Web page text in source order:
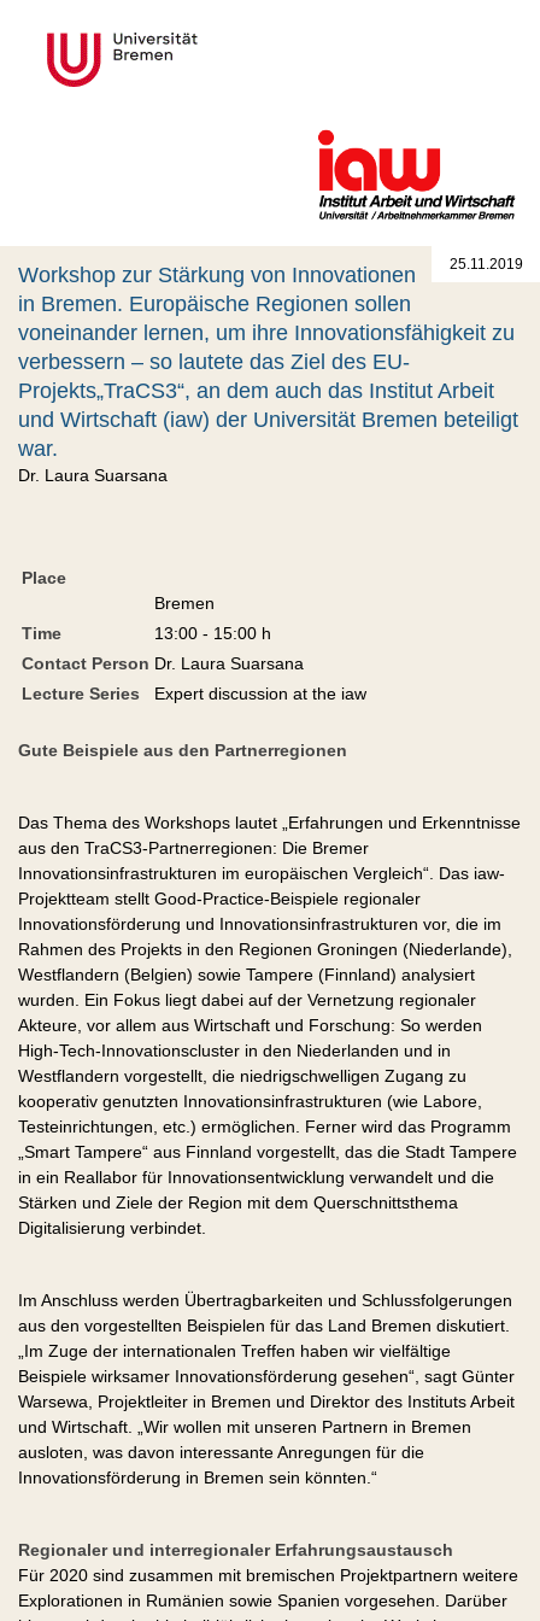
25.11.2019
Workshop zur Stärkung von Innovationen
in Bremen. Europäische Regionen sollen
voneinander lernen, um ihre Innovationsfähigkeit zu
verbessern – so lautete das Ziel des EU‐
Projekts„TraCS3“, an dem auch das Institut Arbeit
und Wirtschaft (iaw) der Universität Bremen beteiligt
war.
Dr. Laura Suarsana
Place
Bremen
Time
13:00 - 15:00 h
Contact Person Dr. Laura Suarsana
Lecture Series
Expert discussion at the iaw
Gute Beispiele aus den Partnerregionen
Das Thema des Workshops lautet „Erfahrungen und Erkenntnisse
aus den TraCS3-Partnerregionen: Die Bremer
Innovationsinfrastrukturen im europäischen Vergleich“. Das iaw-
Projektteam stellt Good-Practice-Beispiele regionaler
Innovationsförderung und Innovationsinfrastrukturen vor, die im
Rahmen des Projekts in den Regionen Groningen (Niederlande),
Westflandern (Belgien) sowie Tampere (Finnland) analysiert
wurden. Ein Fokus liegt dabei auf der Vernetzung regionaler
Akteure, vor allem aus Wirtschaft und Forschung: So werden
High-Tech-Innovationscluster in den Niederlanden und in
Westflandern vorgestellt, die niedrigschwelligen Zugang zu
kooperativ genutzten Innovationsinfrastrukturen (wie Labore,
Testeinrichtungen, etc.) ermöglichen. Ferner wird das Programm
„Smart Tampere“ aus Finnland vorgestellt, das die Stadt Tampere
in ein Reallabor für Innovationsentwicklung verwandelt und die
Stärken und Ziele der Region mit dem Querschnittsthema
Digitalisierung verbindet.
Im Anschluss werden Übertragbarkeiten und Schlussfolgerungen
aus den vorgestellten Beispielen für das Land Bremen diskutiert.
„Im Zuge der internationalen Treffen haben wir vielfältige
Beispiele wirksamer Innovationsförderung gesehen“, sagt Günter
Warsewa, Projektleiter in Bremen und Direktor des Instituts Arbeit
und Wirtschaft. „Wir wollen mit unseren Partnern in Bremen
ausloten, was davon interessante Anregungen für die
Innovationsförderung in Bremen sein könnten.“
Regionaler und interregionaler Erfahrungsaustausch
Für 2020 sind zusammen mit bremischen Projektpartnern weitere
Explorationen in Rumänien sowie Spanien vorgesehen. Darüber